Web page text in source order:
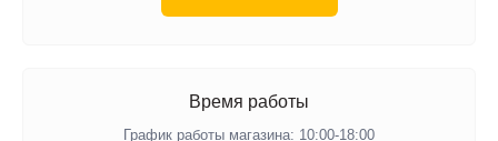
Время работы
График работы магазина: 10:00-18:00